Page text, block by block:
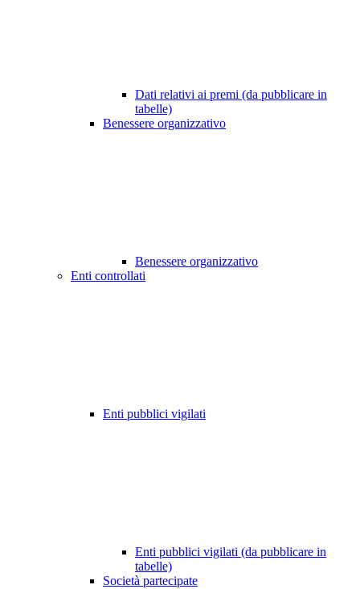
Dati relativi ai premi (da pubblicare in
tabelle)
Benessere organizzativo
Benessere organizzativo
Enti controllati
Enti pubblici vigilati
Enti pubblici vigilati (da pubblicare in
tabelle)
Società partecipate